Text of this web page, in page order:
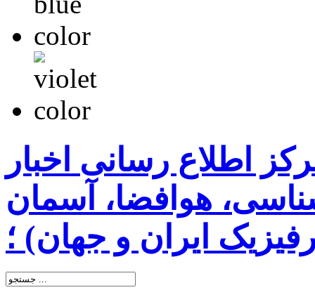
اطلاع رسانی اخبار
هوافضا، آسمان
ایران و جهان) ؛